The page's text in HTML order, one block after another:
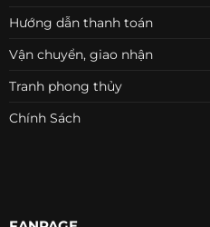
Hướng dẫn thanh toán
Vận chuyển, giao nhận
Tranh phong thủy
Chính Sách